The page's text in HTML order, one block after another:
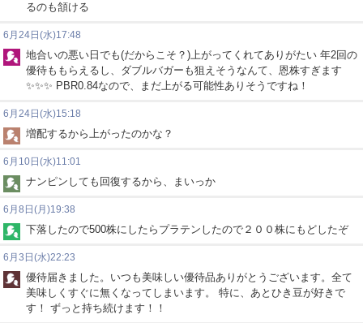
るのも頷ける
6月24日(水)17:48
地合いの悪い日でも(だからこそ？)上がってくれてありがたい 年2回の
優待ももらえるし、ダブルバガーも狙えそうなんて、恩株すぎます
✨✨✨ PBR0.84なので、まだ上がる可能性ありそうですね！
6月24日(水)15:18
増配するから上がったのかな？
6月10日(水)11:01
ナンピンしても回復するから、まいっか
6月8日(月)19:38
下落したので500株にしたらプラテンしたので２００株にもどしたぞ
6月3日(水)22:23
優待届きました。いつも美味しい優待品ありがとうございます。全て
美味しくすぐに無くなってしまいます。 特に、あとひき豆が好きで
す！ ずっと持ち続けます！！